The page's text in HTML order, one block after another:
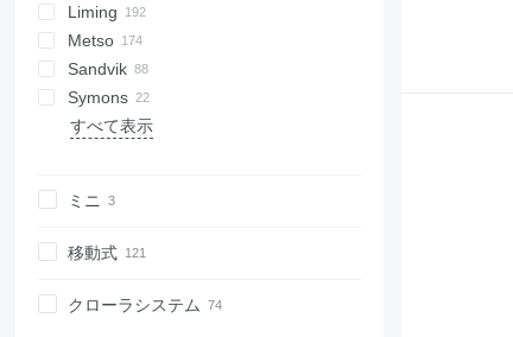
MCC
MCK
KL
PE
BR
Liming
CI5X-Series
CSB-Series
HPT-Series
HST-Series
VSI-Series
C-series
Metso
Lokotrack
Nordberg
C-series
Maxtrak
Remax
Sandvik
CH
QH
Symons
C1545
すべて表示
ミニ
移動式
クローラシステム